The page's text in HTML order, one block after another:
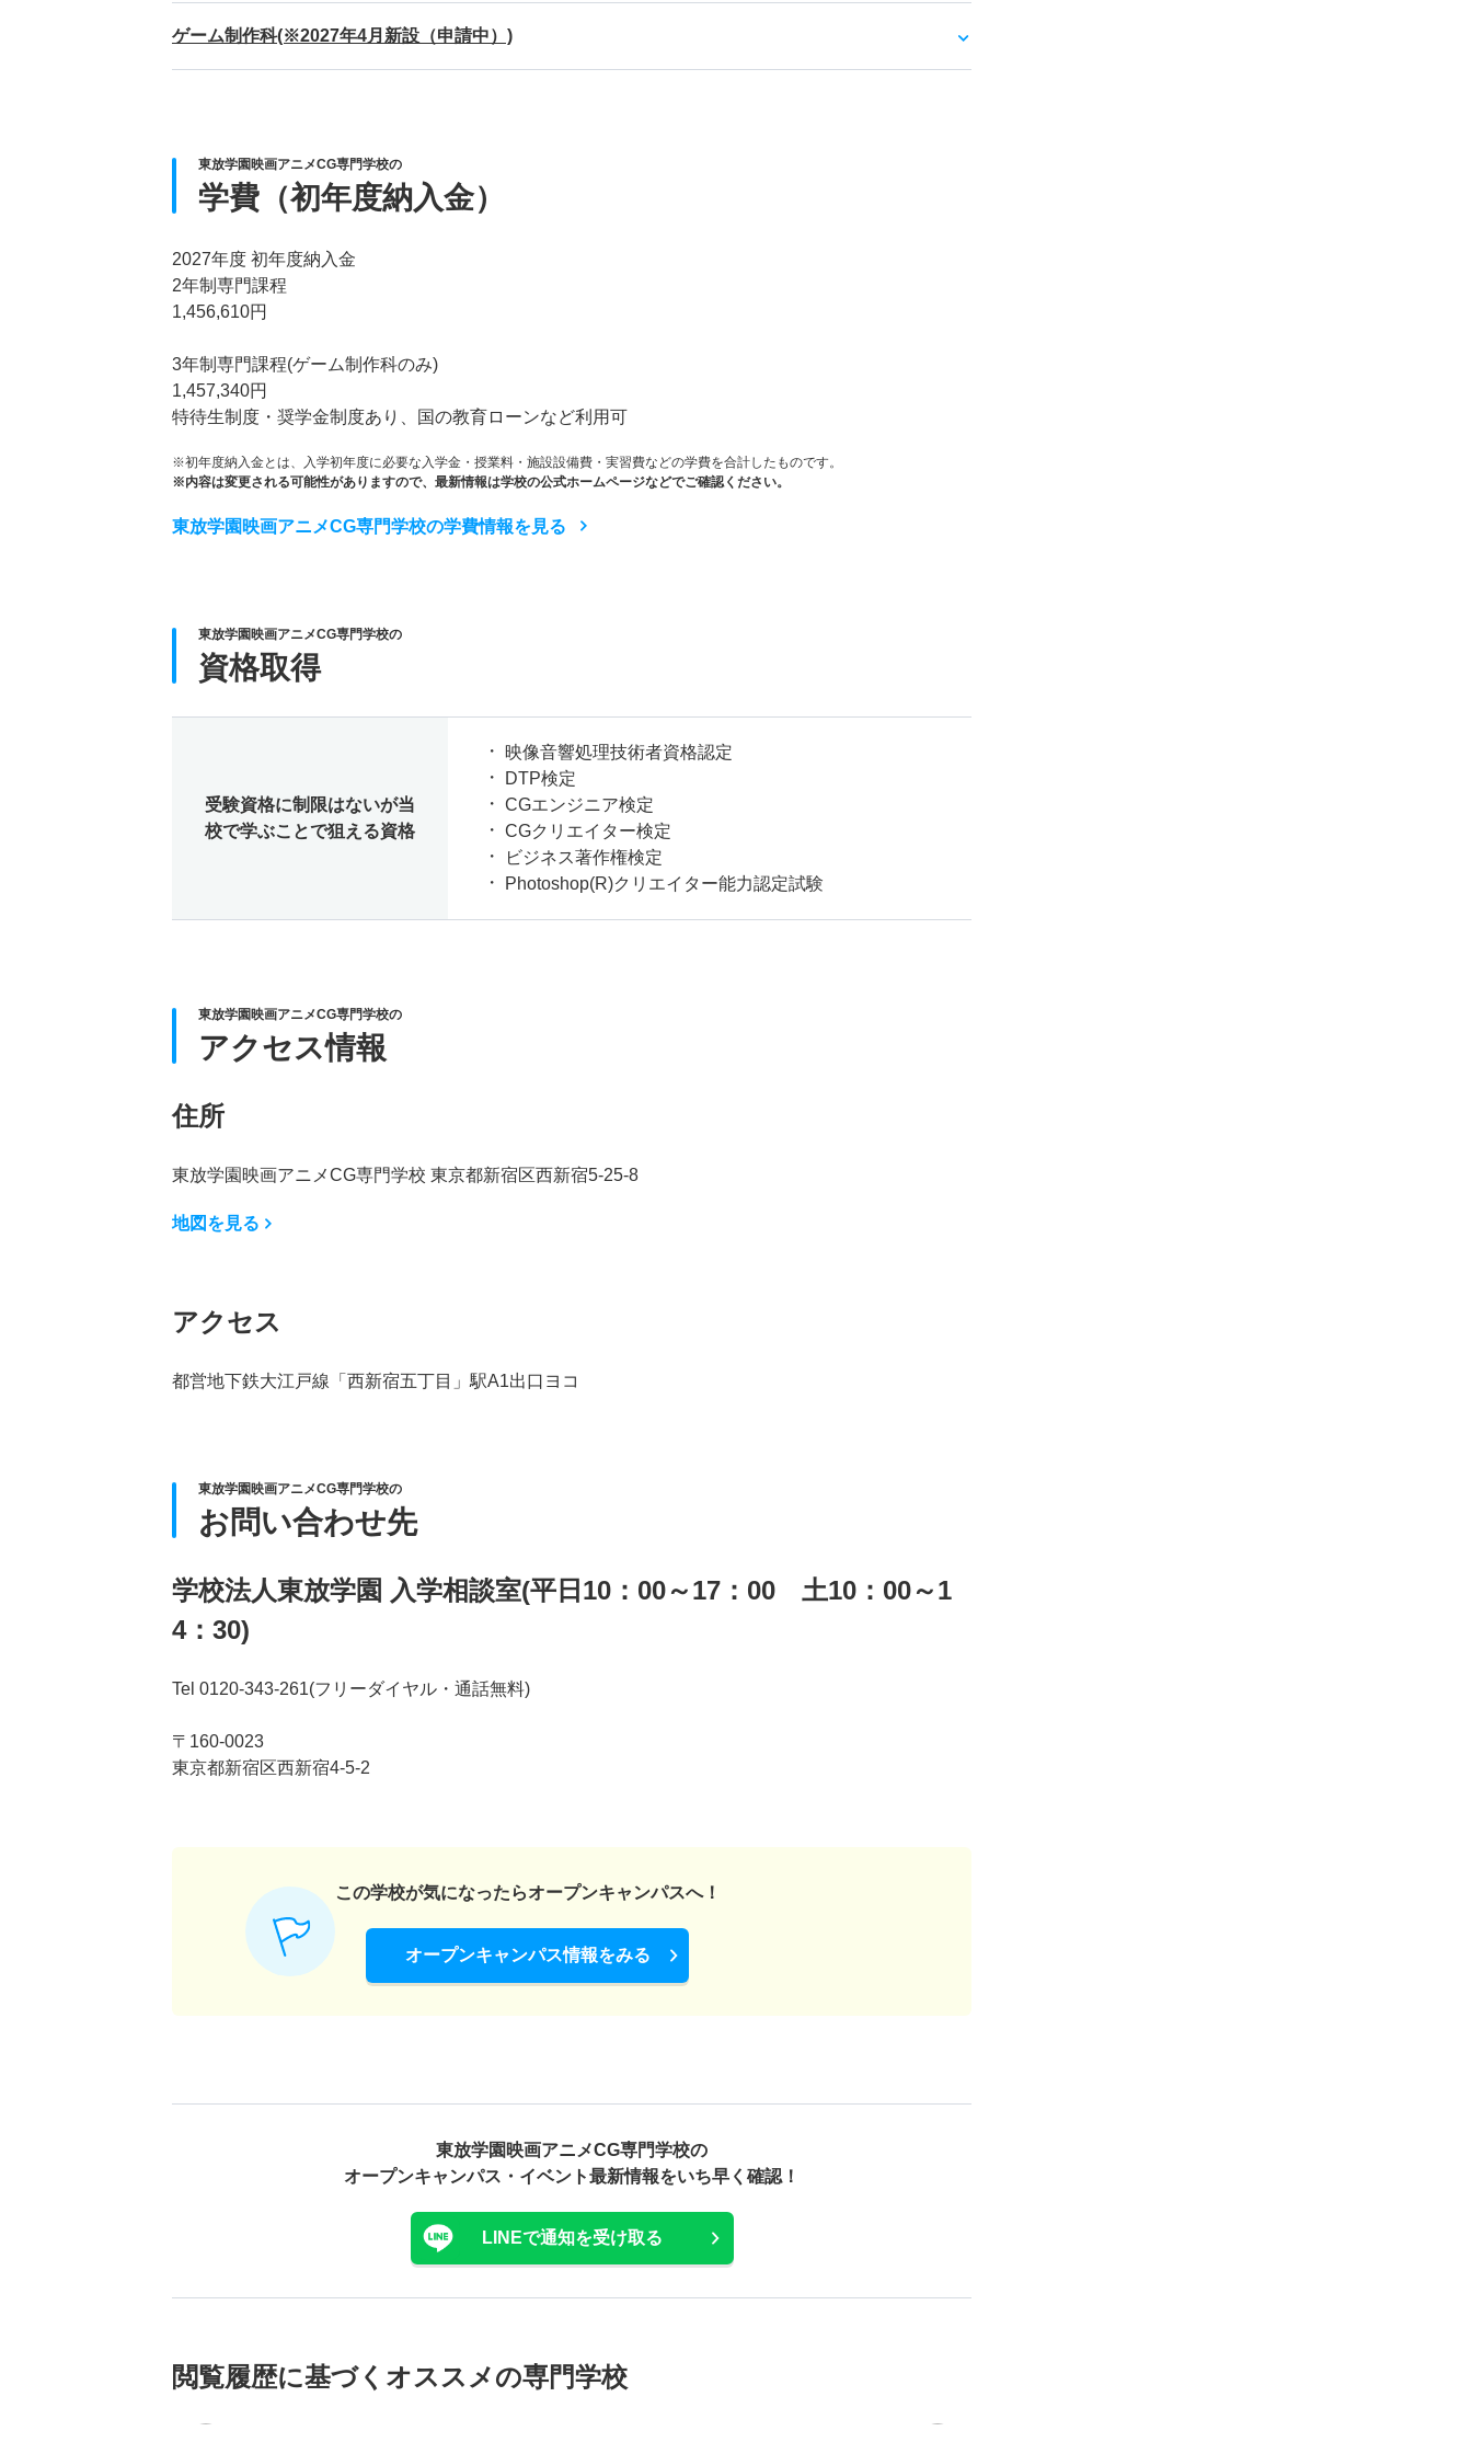
ゲーム制作科(※2027年4月新設（申請中）)
東放学園映画アニメCG専門学校の
学費（初年度納入金）
2027年度 初年度納入金
2年制専門課程
1,456,610円
3年制専門課程(ゲーム制作科のみ)
1,457,340円
特待生制度・奨学金制度あり、国の教育ローンなど利用可
※初年度納入金とは、入学初年度に必要な入学金・授業料・施設設備費・実習費などの学費を合計したものです。
※内容は変更される可能性がありますので、最新情報は学校の公式ホームページなどでご確認ください。
東放学園映画アニメCG専門学校の学費情報を見る
東放学園映画アニメCG専門学校の
資格取得
受験資格に制限はないが当
校で学ぶことで狙える資格
映像音響処理技術者資格認定
DTP検定
CGエンジニア検定
CGクリエイター検定
ビジネス著作権検定
Photoshop(R)クリエイター能力認定試験
東放学園映画アニメCG専門学校の
アクセス情報
住所
東放学園映画アニメCG専門学校 東京都新宿区西新宿5-25-8
地図を見る
アクセス
都営地下鉄大江戸線「西新宿五丁目」駅A1出口ヨコ
東放学園映画アニメCG専門学校の
お問い合わせ先
学校法人東放学園 入学相談室(平日10：00～17：00 土10：00～1
4：30)
Tel 0120-343-261(フリーダイヤル・通話無料)
〒160-0023
東京都新宿区西新宿4-5-2
この学校が気になったらオープンキャンパスへ！
オープンキャンパス情報をみる
東放学園映画アニメCG専門学校の
オープンキャンパス・ イベント最新情報をいち早く確認！
LINEで通知を受け取る
閲覧履歴に基づく オススメの専門学校